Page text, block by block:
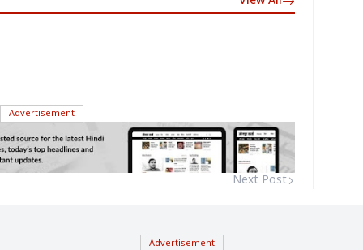
Advertisement
Next Post
Advertisement